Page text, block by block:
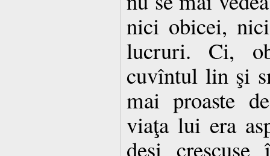
nici obicei,
lucruri. Ci,
cuvîntul lin şi
mai proaste
viaţa lui era
deşi